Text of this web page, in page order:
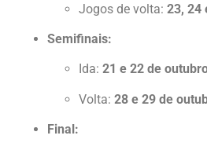
Jogos de volta: 23, 24
Semifinais:
Ida: 21 e 22 de
Volta: 28 e 29 de
Final: